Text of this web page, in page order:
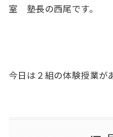
室 塾長の西尾です。
今日は２組の体験授業が